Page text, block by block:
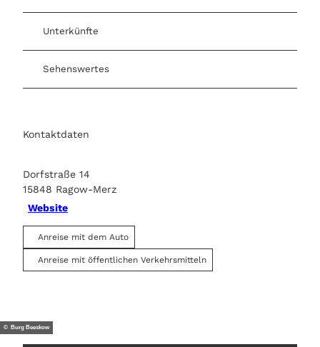
Unterkünfte
Sehenswertes
Kontaktdaten
Dorfstraße 14
15848 Ragow-Merz
Website
Anreise mit dem Auto
Anreise mit öffentlichen Verkehrsmitteln
© Burg Beeskow